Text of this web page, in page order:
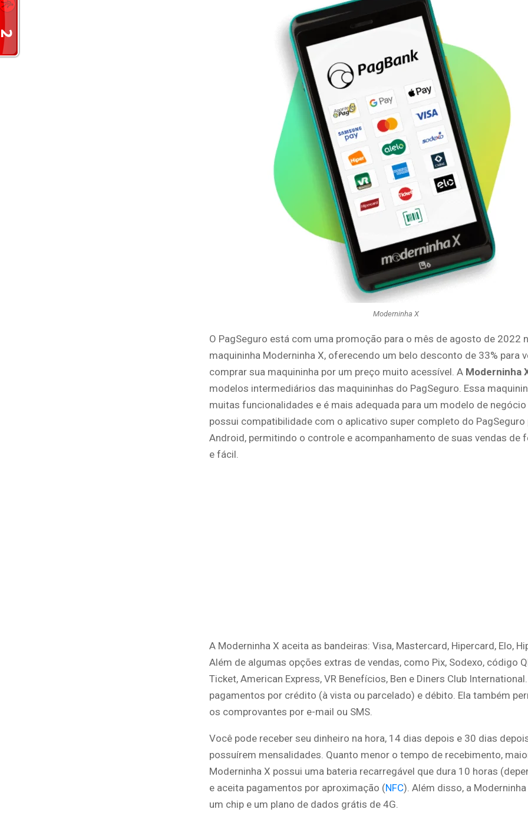
Moderninha X
O PagSeguro está com uma promoção para o mês de agosto de 2022
maquininha Moderninha X, oferecendo um belo desconto de 33% para
comprar sua maquininha por um preço muito acessível. A Moderninha
modelos intermediários das maquininhas do PagSeguro. Essa
muitas funcionalidades e é mais adequada para um modelo de negócio
possui compatibilidade com o aplicativo super completo do PagSeguro
Android, permitindo o controle e acompanhamento de suas vendas de
e fácil.
A Moderninha X aceita as bandeiras: Visa, Mastercard, Hipercard, Elo,
Além de algumas opções extras de vendas, como Pix, Sodexo, código
Ticket, American Express, VR Benefícios, Ben e Diners Club
pagamentos por crédito (à vista ou parcelado) e débito. Ela também
os comprovantes por e-mail ou SMS.
Você pode receber seu dinheiro na hora, 14 dias depois e 30 dias
possuírem mensalidades. Quanto menor o tempo de recebimento,
Moderninha X possui uma bateria recarregável que dura 10 horas
e aceita pagamentos por aproximação (NFC). Além disso, a
um chip e um plano de dados grátis de 4G.